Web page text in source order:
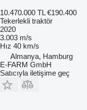
10.470.000 TL €190.400
Tekerlekli traktör
2020
3.003 m/s
Hız 40 km/s
Almanya, Hamburg
E-FARM GmbH
Satıcıyla iletişime geç